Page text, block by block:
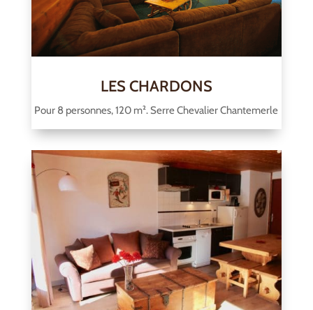
LES CHARDONS
Pour 8 personnes, 120 m². Serre Chevalier Chantemerle